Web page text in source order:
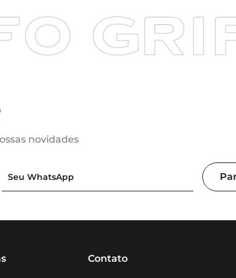
novidades
Contato